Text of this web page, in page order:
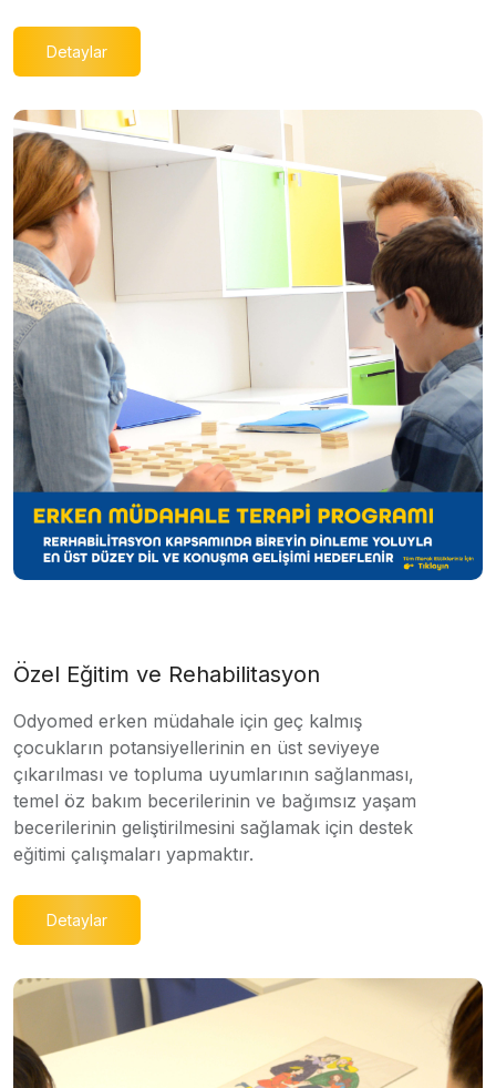
Detaylar
Özel Eğitim ve Rehabilitasyon
Odyomed erken müdahale için geç kalmış
çocukların potansiyellerinin en üst seviyeye
çıkarılması ve topluma uyumlarının sağlanması,
temel öz bakım becerilerinin ve bağımsız yaşam
becerilerinin geliştirilmesini sağlamak için destek
eğitimi çalışmaları yapmaktır.
Detaylar